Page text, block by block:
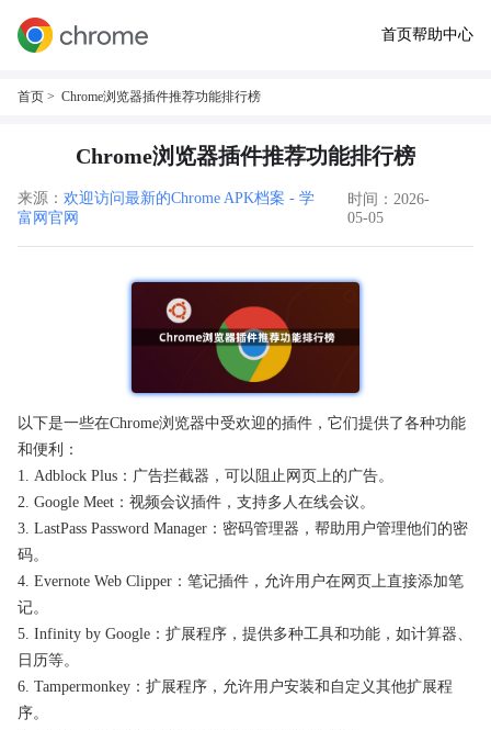
首页帮助中心
首页 > Chrome浏览器插件推荐功能排行榜
Chrome浏览器插件推荐功能排行榜
来源： 欢迎访问最新的Chrome APK档案 - 学
富网官网
时间：2026-
05-05
以下是一些在Chrome浏览器中受欢迎的插件，它们提供了各种功能
和便利：
1. Adblock Plus：广告拦截器，可以阻止网页上的广告。
2. Google Meet：视频会议插件，支持多人在线会议。
3. LastPass Password Manager：密码管理器，帮助用户管理他们的密
码。
4. Evernote Web Clipper：笔记插件，允许用户在网页上直接添加笔
记。
5. Infinity by Google：扩展程序，提供多种工具和功能，如计算器、
日历等。
6. Tampermonkey：扩展程序，允许用户安装和自定义其他扩展程
序。